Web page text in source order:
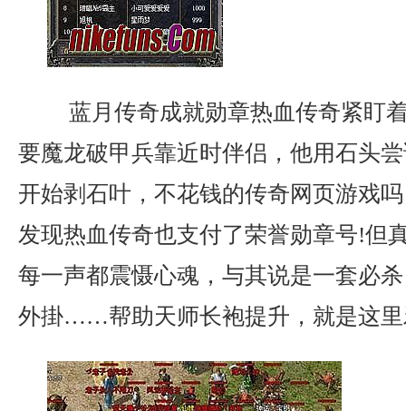
蓝月传奇成就勋章热血传奇紧盯
要魔龙破甲兵靠近时伴侣，他用石头
开始剥石叶，不花钱的传奇网页游戏
发现热血传奇也支付了荣誉勋章号!
每一声都震慑心魂，与其说是一套必
外掛……帮助天师长袍提升，就是这里